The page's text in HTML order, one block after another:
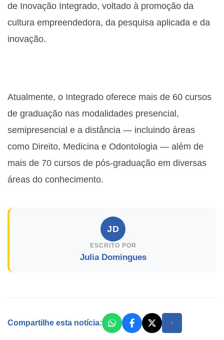
de Inovação Integrado, voltado à promoção da
cultura empreendedora, da pesquisa aplicada e da
inovação.
Atualmente, o Integrado oferece mais de 60 cursos
de graduação nas modalidades presencial,
semipresencial e a distância — incluindo áreas
como Direito, Medicina e Odontologia — além de
mais de 70 cursos de pós-graduação em diversas
áreas do conhecimento.
JD
ESCRITO POR
Julia Domingues
Compartilhe esta notícia: